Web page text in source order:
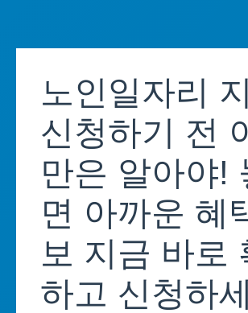
content노인일자리
신청하기 전
만은 알아야!
면 아까운 혜
보 지금 바로
하고 신청하